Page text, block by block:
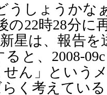
うしょうか
の22時28分に
星は、報告
と、2008-
せん」という
く考えている